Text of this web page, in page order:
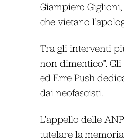
Giampiero
che vietano
Tra gli interventi
non dimentico”.
ed Erre Push
dai neofascisti.
L’appello delle
tutelare la